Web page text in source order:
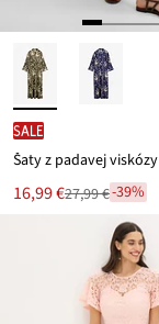
SALE
Šaty z padavej viskózy
Nová
cena
16,99 €
Zľava 27,99 €-39%